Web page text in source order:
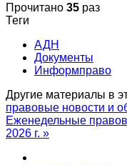
Прочитано 35 раз
Теги
АДН
Документы
Информправо
Другие материалы в
правовые новости и
Еженедельные
2026 г. »